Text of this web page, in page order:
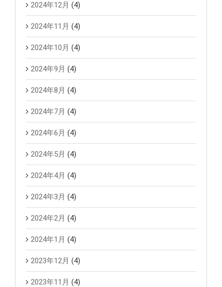
2024年12月 (4)
2024年11月 (4)
2024年10月 (4)
2024年9月 (4)
2024年8月 (4)
2024年7月 (4)
2024年6月 (4)
2024年5月 (4)
2024年4月 (4)
2024年3月 (4)
2024年2月 (4)
2024年1月 (4)
2023年12月 (4)
2023年11月 (4)